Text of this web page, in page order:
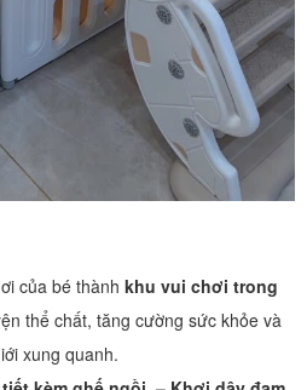
của bé thành khu vui chơi trong
thể chất, tăng cường sức khỏe và
xung quanh.